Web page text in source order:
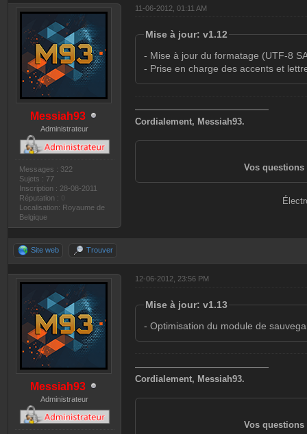
Messiah93
Administrateur
Messages : 322
Sujets : 77
Inscription : 28-08-2011
Réputation :
Localisation: Royaume de
Belgique
11-06-2012, 01:11 AM
Mise à jour: v1.12
- Mise à jour du formatage (UTF-8
- Prise en charge des accents et
———————————————
Cordialement, Messiah93.
Vos questions
Site web Trouver
Messiah93
Administrateur
12-06-2012, 23:56 PM
Mise à jour: v1.13
- Optimisation du module de
———————————————
Cordialement, Messiah93.
Vos questions